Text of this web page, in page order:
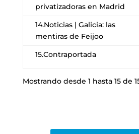
privatizadoras en Madrid
14.Noticias | Galicia: las
mentiras de Feijoo
15.Contraportada
Mostrando desde 1 hasta 15 de